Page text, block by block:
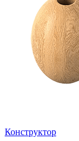
Конструктор